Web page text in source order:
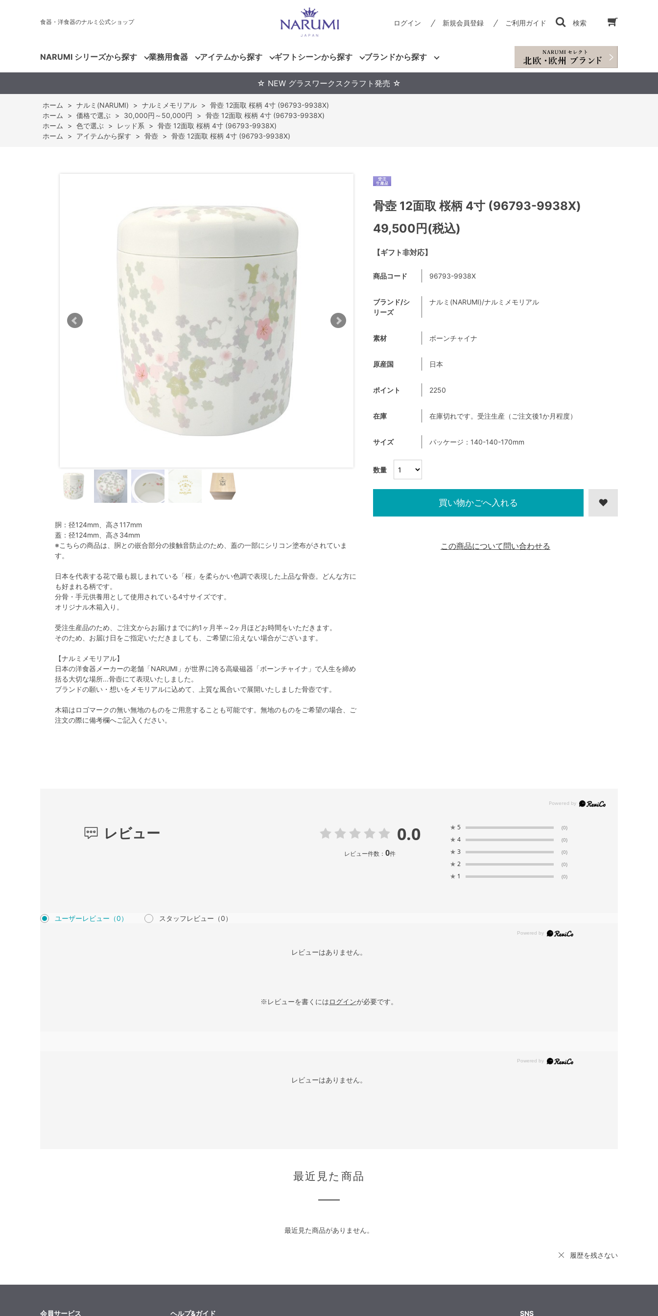
食器・洋食器のナルミ公式ショップ ログイン 新規会員登録 ご利用ガイド 検索
NARUMI シリーズから探す 業務用食器 アイテムから探す ギフトシーンから探す ブランドから探す
☆ NEW グラスワークスクラフト発売 ☆
ホーム > ナルミ(NARUMI) > ナルミメモリアル > 骨壺 12面取 桜柄 4寸 (96793-9938X)
ホーム
> 価格で選ぶ > 30,000円～50,000円 > 骨壺 12面取 桜柄 4寸 (96793-9938X)
ホーム
> 色で選ぶ > レッド系 > 骨壺 12面取 桜柄 4寸 (96793-9938X)
ホーム
> アイテムから探す > 骨壺 > 骨壺 12面取 桜柄 4寸 (96793-9938X)
胴：径124mm、高さ117mm
蓋：径124mm、高さ34mm
※こちらの商品は、胴との嵌合部分の接触音防止のため、蓋の一部にシリコン塗布がされていま
す。
日本を代表する花で最も親しまれている「桜」を柔らかい色調で表現した上品な骨壺。どんな方に
も好まれる柄です。
分骨・手元供養用として使用されている4寸サイズです。
オリジナル木箱入り。
受注生産品のため、ご注文からお届けまでに約1ヶ月半～2ヶ月ほどお時間をいただきます。
そのため、お届け日をご指定いただきましても、ご希望に沿えない場合がございます。
【ナルミメモリアル】
日本の洋食器メーカーの老舗「NARUMI」が世界に誇る高級磁器「ボーンチャイナ」で人生を締め
括る大切な場所...骨壺にて表現いたしました。
ブランドの願い・想いをメモリアルに込めて、上質な風合いで展開いたしました骨壺です。
木箱はロゴマークの無い無地のものをご用意することも可能です。無地のものをご希望の場合、ご
注文の際に備考欄へご記入ください。
【ギフト非対応】
骨壺 12面取 桜柄 4寸 (96793-9938X)
49,500円(税込)
数量
商品コード 96793-9938X
ブランド/シ
リーズ
ナルミ(NARUMI)/ナルミメモリアル
素材 ボーンチャイナ
原産国 日本
ポイント 2250
在庫 在庫切れです。受注生産（ご注文後1か月程度）
サイズ パッケージ：140-140-170mm
買い物かごへ入れる
この商品について問い合わせる
レビュー 0.0
レビュー件数： 0件
★ 5 (0)
★ 4 (0)
★ 3 (0)
★ 2 (0)
★ 1 (0)
ユーザーレビュー （0） スタッフレビュー （0）
レビューはありません。
※レビューを書くにはログインが必要です。
レビューはありません。
最近見た商品
最近見た商品がありません。
履歴を残さない
会員サービス ヘルプ&ガイド SNS